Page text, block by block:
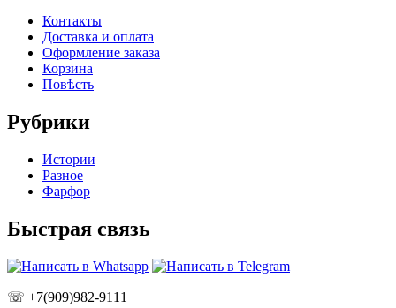
Контакты
Доставка и оплата
Оформление заказа
Корзина
Повѣсть
Рубрики
Истории
Разное
Фарфор
Быстрая связь
☏ +7(909)982-9111